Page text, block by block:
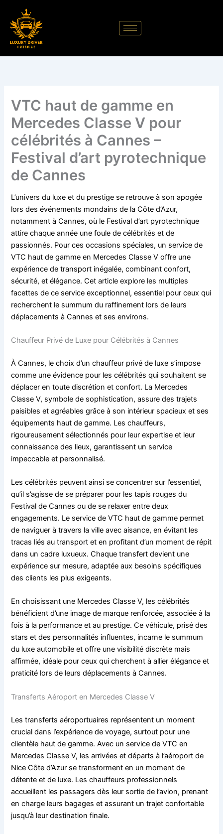
contenu
VTC haut de gamme en
Mercedes Classe V pour
célébrités à Cannes –
Festival d’art pyrotechnique
de Cannes
L’univers du luxe et du prestige se retrouve à son apogée
lors des événements mondains de la Côte d’Azur,
notamment à Cannes, où le Festival d’art pyrotechnique
attire chaque année une foule de célébrités et de
passionnés. Pour ces occasions spéciales, un service de
VTC haut de gamme en Mercedes Classe V offre une
expérience de transport inégalée, combinant confort,
sécurité, et élégance. Cet article explore les multiples
facettes de ce service exceptionnel, essentiel pour ceux qui
recherchent le summum du raffinement lors de leurs
déplacements à Cannes et ses environs.
Chauffeur Privé de Luxe pour Célébrités à Cannes
À Cannes, le choix d’un chauffeur privé de luxe s’impose
comme une évidence pour les célébrités qui souhaitent se
déplacer en toute discrétion et confort. La Mercedes
Classe V, symbole de sophistication, assure des trajets
paisibles et agréables grâce à son intérieur spacieux et ses
équipements haut de gamme. Les chauffeurs,
rigoureusement sélectionnés pour leur expertise et leur
connaissance des lieux, garantissent un service
impeccable et personnalisé.
Les célébrités peuvent ainsi se concentrer sur l’essentiel,
qu’il s’agisse de se préparer pour les tapis rouges du
Festival de Cannes ou de se relaxer entre deux
engagements. Le service de VTC haut de gamme permet
de naviguer à travers la ville avec aisance, en évitant les
tracas liés au transport et en profitant d’un moment de répit
dans un cadre luxueux. Chaque transfert devient une
expérience sur mesure, adaptée aux besoins spécifiques
des clients les plus exigeants.
En choisissant une Mercedes Classe V, les célébrités
bénéficient d’une image de marque renforcée, associée à la
fois à la performance et au prestige. Ce véhicule, prisé des
stars et des personnalités influentes, incarne le summum
du luxe automobile et offre une visibilité discrète mais
affirmée, idéale pour ceux qui cherchent à allier élégance et
praticité lors de leurs déplacements à Cannes.
Transferts Aéroport en Mercedes Classe V
Les transferts aéroportuaires représentent un moment
crucial dans l’expérience de voyage, surtout pour une
clientèle haut de gamme. Avec un service de VTC en
Mercedes Classe V, les arrivées et départs à l’aéroport de
Nice Côte d’Azur se transforment en un moment de
détente et de luxe. Les chauffeurs professionnels
accueillent les passagers dès leur sortie de l’avion, prenant
en charge leurs bagages et assurant un trajet confortable
jusqu’à leur destination finale.